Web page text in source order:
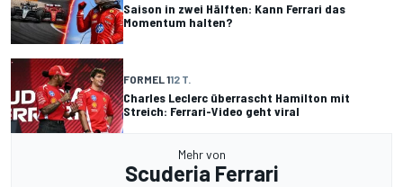
Saison in zwei Hälften: Kann Ferrari das
Momentum halten?
FORMEL 112 T.
Charles Leclerc überrascht Hamilton mit
Streich: Ferrari-Video geht viral
Mehr von
Scuderia Ferrari